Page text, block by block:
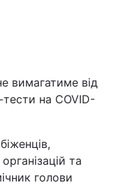
вимагатиме від
на COVID-
та
голови